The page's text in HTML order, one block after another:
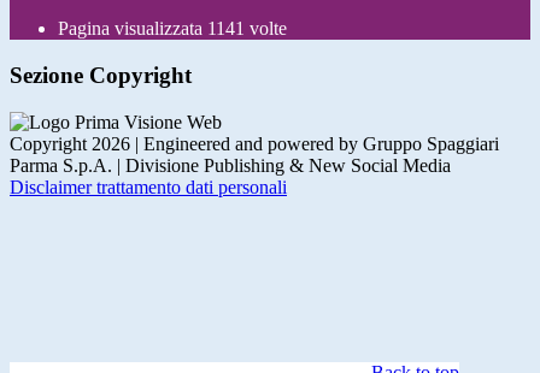
Pagina visualizzata 1141 volte
Sezione Copyright
Copyright 2026 | Engineered and powered by Gruppo Spaggiari
Parma S.p.A. | Divisione Publishing & New Social Media
Disclaimer trattamento dati personali